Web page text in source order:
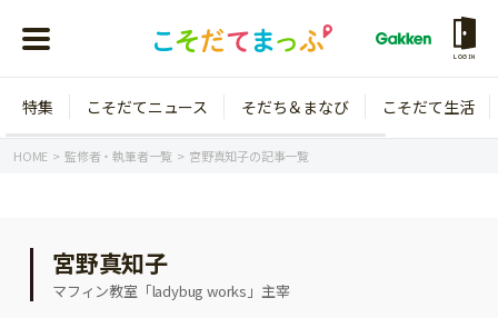
LOGIN
年齢から探す
特集 こそだてニュース そだち＆まなび こそだて生活
HOME 監修者・執筆者一覧 宮野真知子の記事一覧
宮野真知子
マフィン教室「ladybug works」主宰